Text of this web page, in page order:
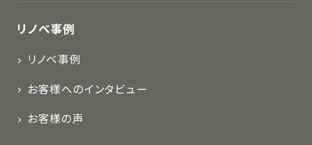
リノベ事例
リノベ事例
お客様へのインタビュー
お客様の声